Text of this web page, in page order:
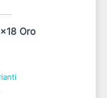
Oro